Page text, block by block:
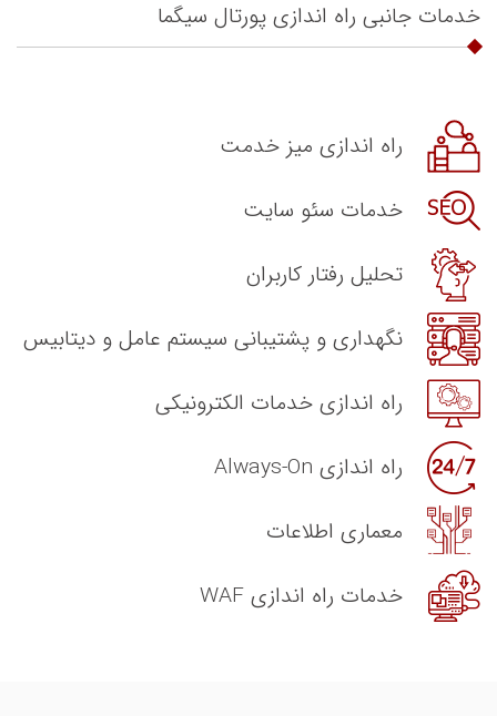
خدمات جانبی راه اندازی پورتال سیگما
راه اندازی میز خدمت
خدمات سئو سایت
تحلیل رفتار کاربران
نگهداری و پشتیبانی سیستم عامل و دیتابیس
راه اندازی خدمات الکترونیکی
راه اندازی Always-On
معماری اطلاعات
خدمات راه اندازی WAF